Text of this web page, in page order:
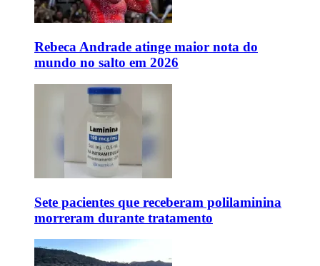
Rebeca Andrade atinge maior nota do
mundo no salto em 2026
Sete pacientes que receberam polilaminina
morreram durante tratamento